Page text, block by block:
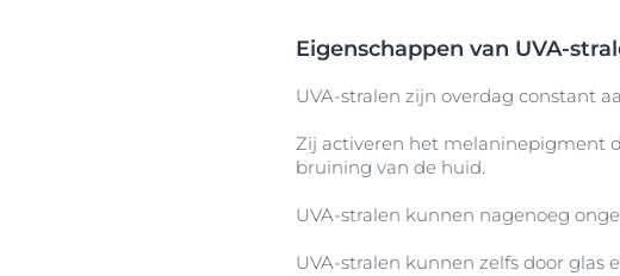
Eigenschappen van UVA-
UVA-stralen zijn overdag constant
Zij activeren het melaninepigment
bruining van de huid.
UVA-stralen kunnen nagenoeg
UVA-stralen kunnen zelfs door glas